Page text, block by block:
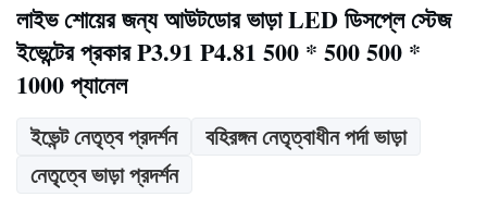
লাইভ শোয়ের জন্য আউটডোর ভাড়া LED ডিসপ্লে স্টেজ
ইভেন্টের প্রকার P3.91 P4.81 500 * 500 500 *
1000 প্যানেল
ইভেন্ট নেতৃত্ব প্রদর্শন
বহিরঙ্গন নেতৃত্বাধীন পর্দা ভাড়া
নেতৃত্বে ভাড়া প্রদর্শন